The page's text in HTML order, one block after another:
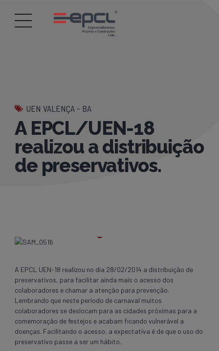
UEN VALENÇA - BA
A EPCL/UEN-18
realizou a distribuição
de preservativos.
A EPCL UEN-18 realizou no dia 28/02/2014 a distribuição de
preservativos, para facilitar ainda mais o acesso dos
colaboradores e chamar a atenção para prevenção.
Lembrando que neste período de carnaval muitos
colaboradores se deslocam para as cidades próximas para a
comemoração de festejos e acabam ficando vulnerável a
doenças. Facilitando o acesso, a expectativa é de que o uso do
preservativo passe a ser um hábito